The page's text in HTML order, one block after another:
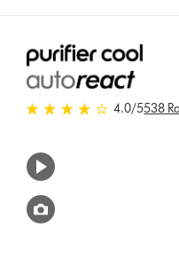
4.0 stelle su 5 da 538 Ratings
4.0/5538